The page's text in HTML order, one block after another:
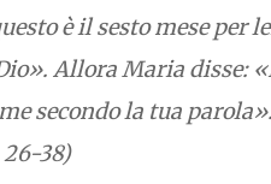
è il sesto mese per
Allora Maria disse:
secondo la tua
38)